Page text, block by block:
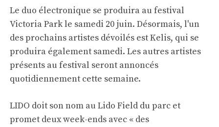
Le duo électronique se produira au festival
Victoria Park le samedi 20 juin. Désormais, l'un
des prochains artistes dévoilés est Kelis, qui se
produira également samedi. Les autres artistes
présents au festival seront annoncés
quotidiennement cette semaine.
LIDO doit son nom au Lido Field du parc et
promet deux week-ends avec « des